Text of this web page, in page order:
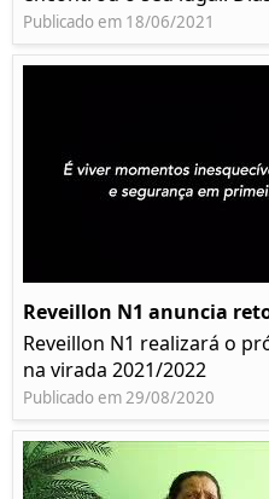
Publicado em 18/06/2021
Reveillon N1 anuncia
Reveillon N1 realizará o
na virada 2021/2022
Publicado em 29/08/2020